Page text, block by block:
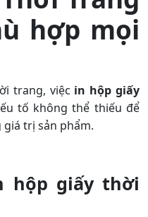
hợp mọi
trang, việc in hộp giấy
tố không thể thiếu để
trị sản phẩm.
hộp giấy thời